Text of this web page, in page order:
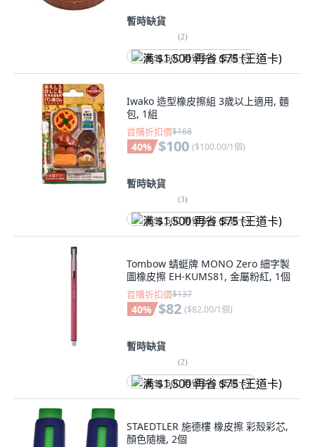
暫時缺貨
(2)
满 $1,500 再省 $75 (王道卡)
Iwako 造型橡皮擦組 3歲以上適用, 麵
包, 1組
首購折扣價$168
40% $100 ($100.00/1個)
暫時缺貨
(3)
满 $1,500 再省 $75 (王道卡)
Tombow 蜻蜓牌 MONO Zero 細字製
圖橡皮擦 EH-KUMS81, 金屬粉紅, 1個
首購折扣價$137
40% $82 ($82.00/1個)
暫時缺貨
(2)
满 $1,500 再省 $75 (王道卡)
STAEDTLER 施德樓 橡皮擦 彩殼彩芯,
顏色隨機, 2個